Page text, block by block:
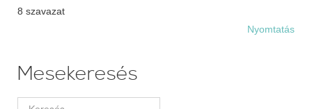
8 szavazat
Nyomtatás
Mesekeresés